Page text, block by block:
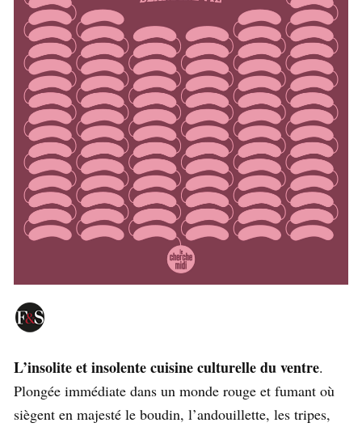
L’insolite et insolente cuisine culturelle du ventre.
Plongée immédiate dans un monde rouge et fumant où
siègent en majesté le boudin, l’andouillette, les tripes,